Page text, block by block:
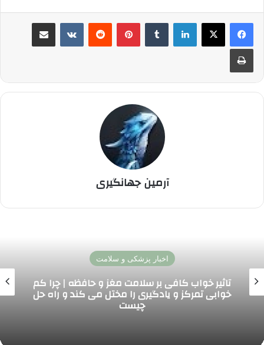
لینکدین ‫تامبلر پینترست‫رددیت ‫VKontakteاشتراک گذاری از طریق ایمیل
چاپ
آرمین جهانگیری
اخبار پزشکی و سلامت
آخرین دستاوردهای پیوند اندام در ایران و جهان؛
پیشرفت ها، آمار موفقیت و آینده درمان بیماران